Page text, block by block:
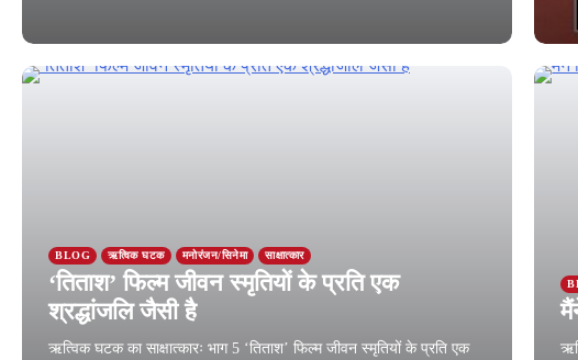
28 January 2026
BLOG ऋत्विक घटक मनोरंजन/सिनेमा साक्षात्कार
‘तिताश’ फिल्म जीवन स्मृतियों के प्रति एक
श्रद्धांजलि जैसी है
ऋत्विक घटक का साक्षात्कारः भाग 5 ‘तिताश’ फिल्म जीवन स्मृतियों के प्रति एक